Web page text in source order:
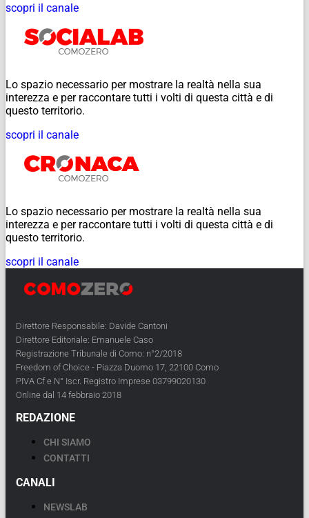
scopri il canale
Lo spazio necessario per mostrare la realtà nella sua
interezza e per raccontare tutti i volti di questa città e di
questo territorio.
scopri il canale
Lo spazio necessario per mostrare la realtà nella sua
interezza e per raccontare tutti i volti di questa città e di
questo territorio.
scopri il canale
Direttore Responsabile: Davide Cantoni
Direttore Editoriale: Emanuele Caso
Registrazione Tribunale di Como: n°2/2018
Freedom of Choice - Piazza Duomo 17, 22100 Como
PIVA Cf e N° Iscr. Registro Imprese 03799020130
Online dal 14 febbraio 2018
REDAZIONE
CHI SIAMO
CONTATTI
CANALI
NEWSLAB